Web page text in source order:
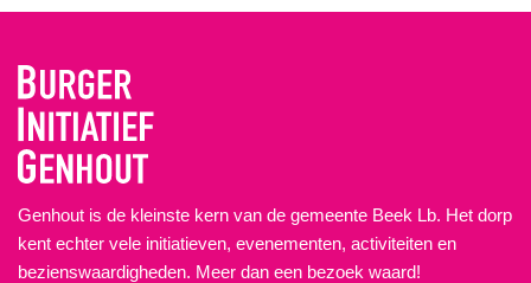
Genhout is de kleinste kern van de gemeente Beek Lb. Het dorp
kent echter vele initiatieven, evenementen, activiteiten en
bezienswaardigheden. Meer dan een bezoek waard!